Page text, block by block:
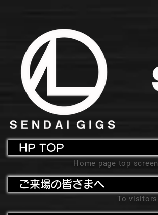
HP TOP
Home page top screen
ご来場の皆さまへ
To visitors